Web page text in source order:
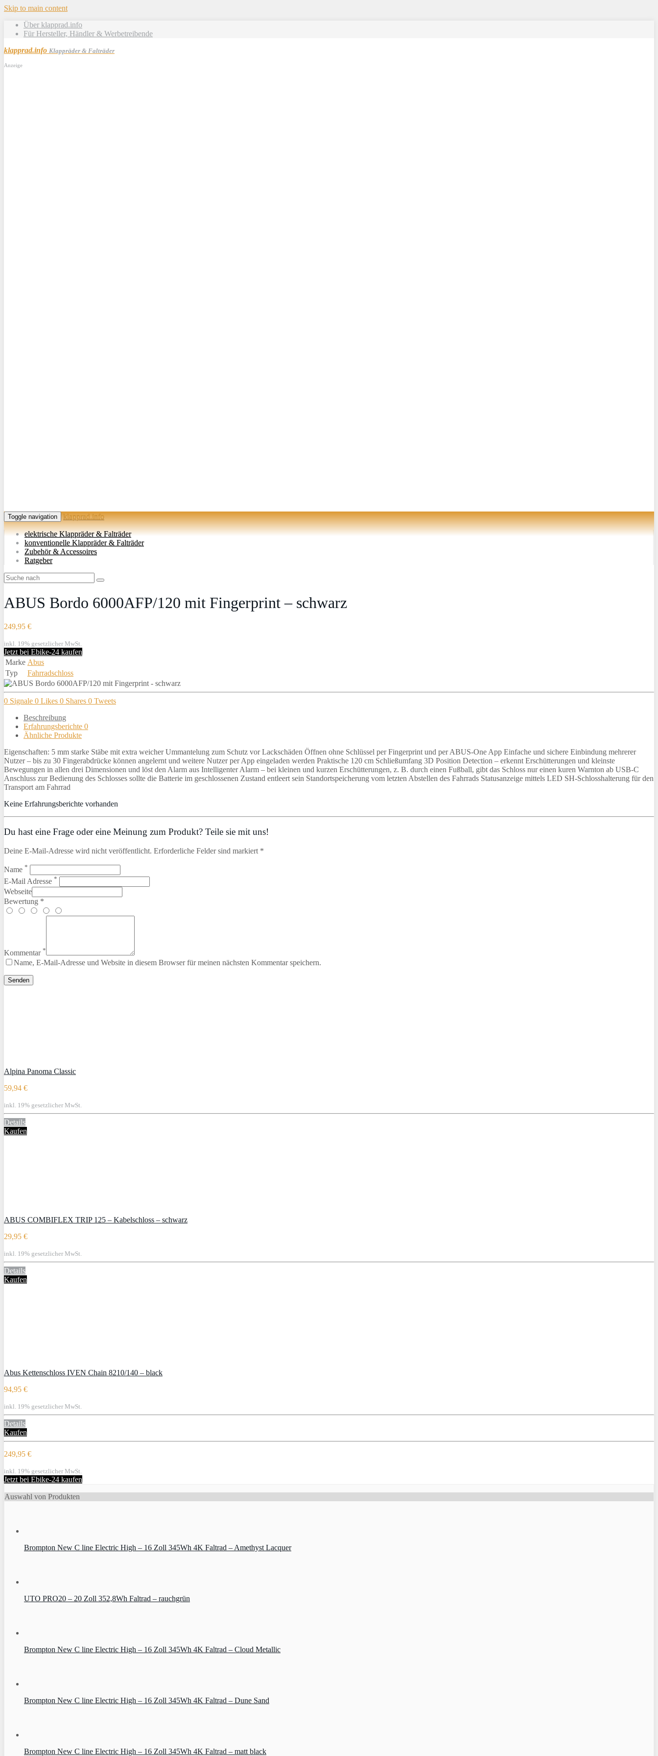
Skip to main content
Über klapprad.info
Für Hersteller, Händler & Werbetreibende
klapprad.info Klappräder & Falträder
Anzeige
Toggle navigation klapprad.info
elektrische Klappräder & Falträder
konventionelle Klappräder & Falträder
Zubehör & Accessoires
Ratgeber
ABUS Bordo 6000AFP/120 mit Fingerprint – schwarz
249,95 €
inkl. 19% gesetzlicher MwSt.
Jetzt bei Ebike-24 kaufen
Marke Abus
Typ
Fahrradschloss
0 Signale 0 Likes 0 Shares 0 Tweets
Beschreibung
Erfahrungsberichte 0
Ähnliche Produkte
Eigenschaften: 5 mm starke Stäbe mit extra weicher Ummantelung zum Schutz vor Lackschäden Öffnen ohne Schlüssel per Fingerprint und per ABUS-One App Einfache und sichere Einbindung mehrerer
Nutzer – bis zu 30 Fingerabdrücke können angelernt und weitere Nutzer per App eingeladen werden Praktische 120 cm Schließumfang 3D Position Detection – erkennt Erschütterungen und kleinste
Bewegungen in allen drei Dimensionen und löst den Alarm aus Intelligenter Alarm – bei kleinen und kurzen Erschütterungen, z. B. durch einen Fußball, gibt das Schloss nur einen kuren Warnton ab USB-C
Anschluss zur Bedienung des Schlosses sollte die Batterie im geschlossenen Zustand entleert sein Standortspeicherung vom letzten Abstellen des Fahrrads Statusanzeige mittels LED SH-Schlosshalterung für den
Transport am Fahrrad
Keine Erfahrungsberichte vorhanden
Du hast eine Frage oder eine Meinung zum Produkt? Teile sie mit uns!
Deine E-Mail-Adresse wird nicht veröffentlicht. Erforderliche Felder sind markiert *
Name *
E-Mail Adresse *
Webseite
Bewertung *
Kommentar *
Name, E-Mail-Adresse und Website in diesem Browser für meinen nächsten Kommentar speichern.
Alpina Panoma Classic
59,94 €
inkl. 19% gesetzlicher MwSt.
Details
Kaufen
ABUS COMBIFLEX TRIP 125 – Kabelschloss – schwarz
29,95 €
inkl. 19% gesetzlicher MwSt.
Details
Kaufen
Abus Kettenschloss IVEN Chain 8210/140 – black
94,95 €
inkl. 19% gesetzlicher MwSt.
Details
Kaufen
249,95 €
inkl. 19% gesetzlicher MwSt.
Jetzt bei Ebike-24 kaufen
Auswahl von Produkten
Brompton New C line Electric High – 16 Zoll 345Wh 4K Faltrad – Amethyst Lacquer
UTO PRO20 – 20 Zoll 352,8Wh Faltrad – rauchgrün
Brompton New C line Electric High – 16 Zoll 345Wh 4K Faltrad – Cloud Metallic
Brompton New C line Electric High – 16 Zoll 345Wh 4K Faltrad – Dune Sand
Brompton New C line Electric High – 16 Zoll 345Wh 4K Faltrad – matt black